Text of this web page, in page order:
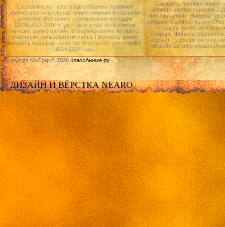
Classanime.ru - место где собранно огромное
количество популярных аниме новинок в хорошем
качестве. Все аниме сортированно по годам
(2016,2015,2014 и тд). Также у нас есть список
лучших аниме онлайн, в формировании которого
участвуют пользователи сайта. Просмотр аниме
онлайн в хорошем качестве бесплатно. anime online
2015,2016 года.
Смотреть новинки аниме
можете смотреть аниме
новинки аниме: Наруто2
собрано огромное
хорошем качестве
собраны фильмы различных
онлайн, Турецкое кино
Индийское кино
Copyright MyCorp © 2026КлассАниме.ру
ДИЗАЙН И ВЁРСТКА NEARO